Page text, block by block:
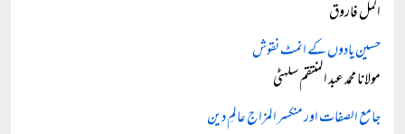
اکمل فاروق
حسین یادوں کے انمٹ نقوش
مولانا محمد عبد المنتقم سلہٹی
جامع الصفات اور منکسر المزاج عالمِ دین